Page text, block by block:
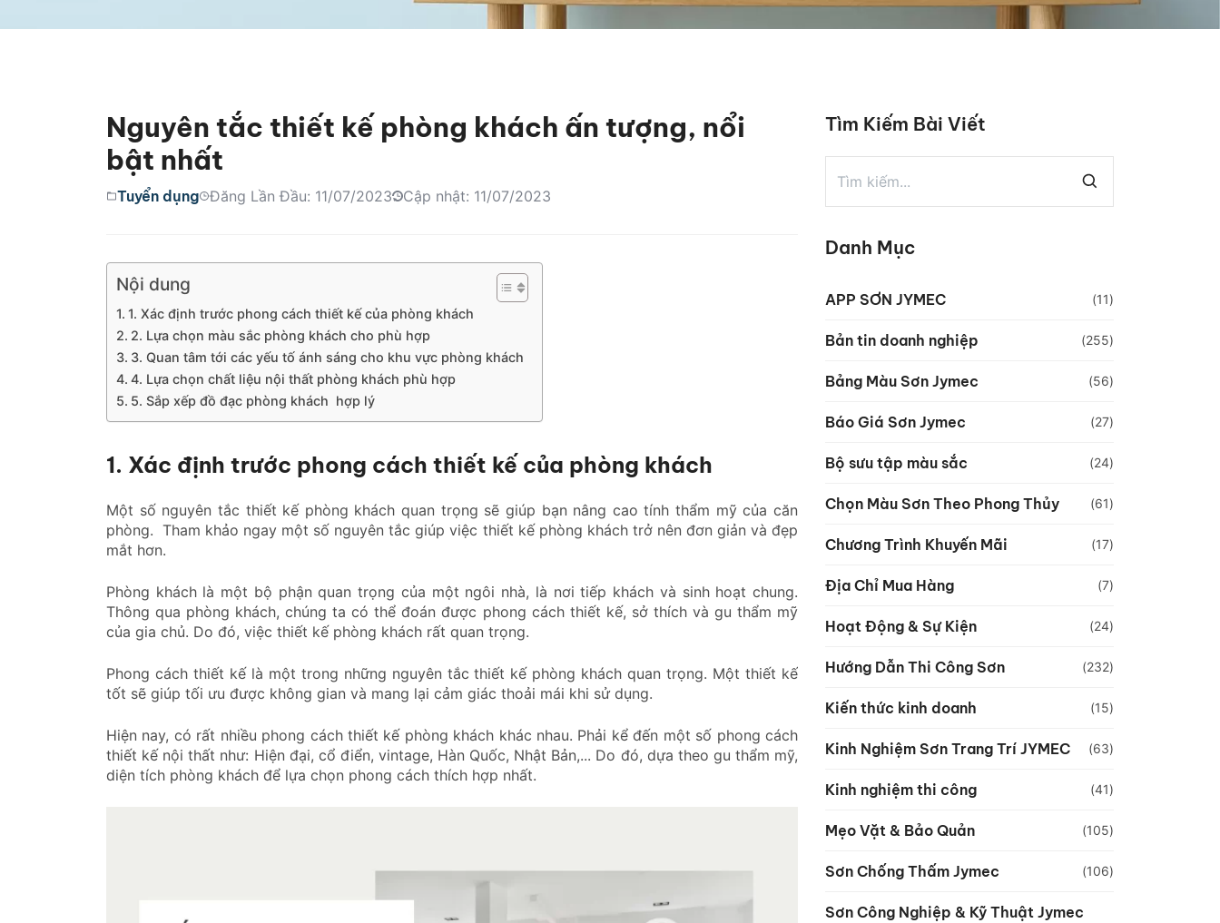
Nguyên tắc thiết kế phòng khách ấn tượng, nổi
bật nhất
Tuyển dụng Đăng Lần Đầu: 11/07/2023 Cập nhật: 11/07/2023
Nội dung
1. Xác định trước phong cách thiết kế của phòng khách
2. Lựa chọn màu sắc phòng khách cho phù hợp
3. Quan tâm tới các yếu tố ánh sáng cho khu vực phòng khách
4. Lựa chọn chất liệu nội thất phòng khách phù hợp
5. Sắp xếp đồ đạc phòng khách hợp lý
1. Xác định trước phong cách thiết kế của phòng khách
Một số nguyên tắc thiết kế phòng khách quan trọng sẽ giúp bạn nâng cao tính thẩm mỹ của căn
phòng. Tham khảo ngay một số nguyên tắc giúp việc thiết kế phòng khách trở nên đơn giản và đẹp
mắt hơn.
Phòng khách là một bộ phận quan trọng của một ngôi nhà, là nơi tiếp khách và sinh hoạt chung.
Thông qua phòng khách, chúng ta có thể đoán được phong cách thiết kế, sở thích và gu thẩm mỹ
của gia chủ. Do đó, việc thiết kế phòng khách rất quan trọng.
Phong cách thiết kế là một trong những nguyên tắc thiết kế phòng khách quan trọng. Một thiết kế
tốt sẽ giúp tối ưu được không gian và mang lại cảm giác thoải mái khi sử dụng.
Hiện nay, có rất nhiều phong cách thiết kế phòng khách khác nhau. Phải kể đến một số phong cách
thiết kế nội thất như: Hiện đại, cổ điển, vintage, Hàn Quốc, Nhật Bản,... Do đó, dựa theo gu thẩm mỹ,
diện tích phòng khách để lựa chọn phong cách thích hợp nhất.
Tìm Kiếm Bài Viết
Danh Mục
APP SƠN JYMEC (11)
Bản tin doanh nghiệp (255)
Bảng Màu Sơn Jymec (56)
Báo Giá Sơn Jymec (27)
Bộ sưu tập màu sắc (24)
Chọn Màu Sơn Theo Phong Thủy (61)
Chương Trình Khuyến Mãi (17)
Địa Chỉ Mua Hàng (7)
Hoạt Động & Sự Kiện (24)
Hướng Dẫn Thi Công Sơn (232)
Kiến thức kinh doanh (15)
Kinh Nghiệm Sơn Trang Trí JYMEC (63)
Kinh nghiệm thi công (41)
Mẹo Vặt & Bảo Quản (105)
Sơn Chống Thấm Jymec (106)
Sơn Công Nghiệp & Kỹ Thuật Jymec